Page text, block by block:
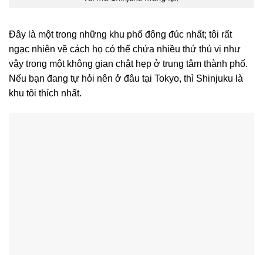
Đây là một trong những khu phố đông đúc nhất; tôi rất
ngạc nhiên về cách họ có thể chứa nhiều thứ thú vị như
vậy trong một không gian chật hẹp ở trung tâm thành phố.
Nếu bạn đang tự hỏi nên ở đâu tại Tokyo, thì Shinjuku là
khu tôi thích nhất.